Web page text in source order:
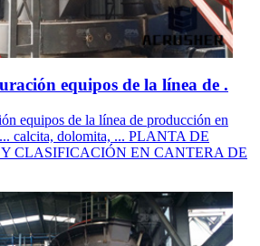
equipos de la línea de .
equipos de la línea de producción en
calcita, dolomita, ... PLANTA DE
CLASIFICACIÓN EN CANTERA DE